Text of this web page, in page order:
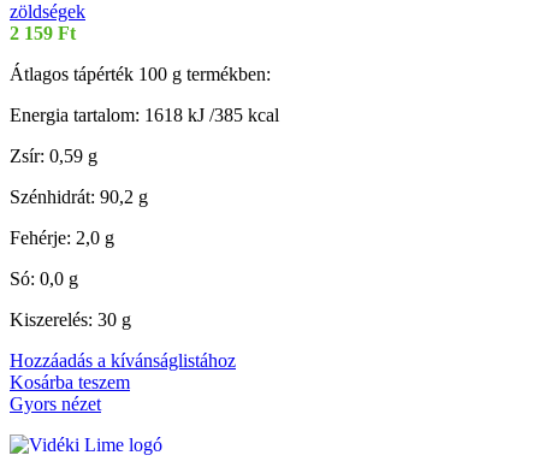
zöldségek
2 159 Ft
Átlagos tápérték 100 g termékben:
Energia tartalom: 1618 kJ /385 kcal
Zsír: 0,59 g
Szénhidrát: 90,2 g
Fehérje: 2,0 g
Só: 0,0 g
Kiszerelés: 30 g
Hozzáadás a kívánságlistához
Kosárba teszem
Gyors nézet